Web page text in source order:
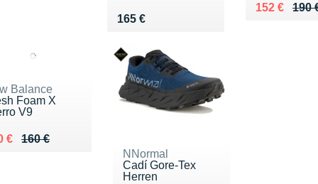
165 €
Vendu 165 €
190
Au lieu de
152 €
Vendu 152
Balance
Foam X
V9
160 €
de 160 €
€
120 €
NNormal
Cadí Gore-Tex
Herren